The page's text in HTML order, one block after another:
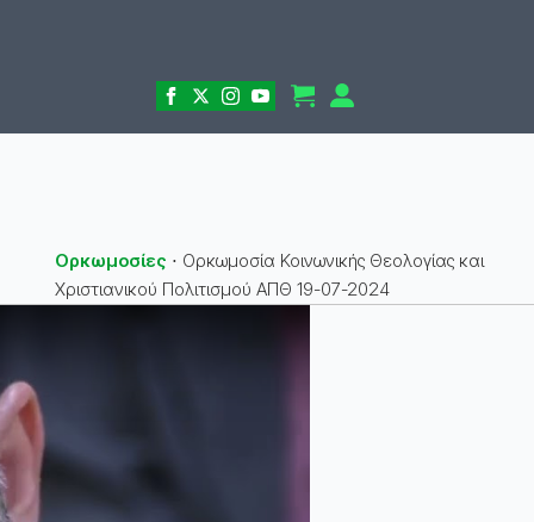
Ορκωμοσίες ⋅ Ορκωμοσία Κοινωνικής Θεολογίας και
Χριστιανικού Πολιτισμού ΑΠΘ 19-07-2024